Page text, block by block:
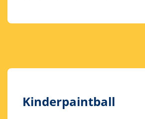
Kinderpaintball